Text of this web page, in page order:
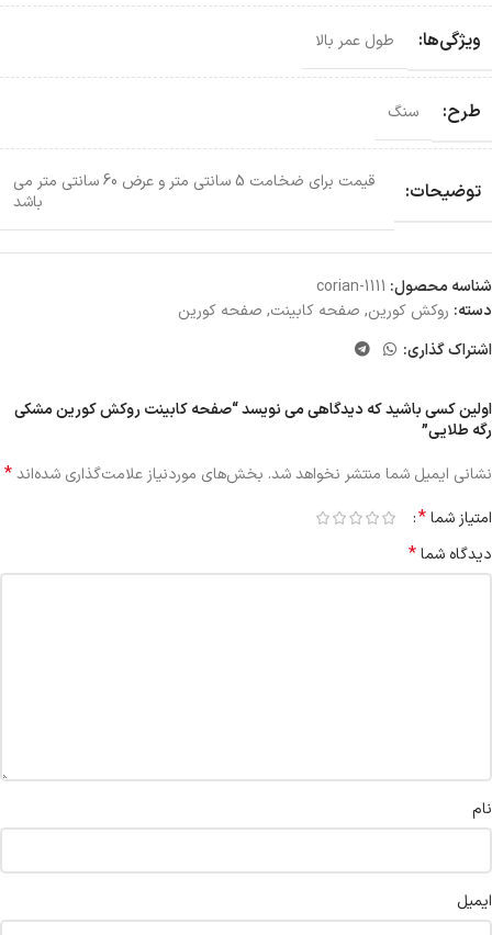
ویژگی‌ها: طول عمر بالا
طرح: سنگ
توضیحات:
قیمت برای ضخامت 5 سانتی متر و عرض 60 سانتی متر می
باشد
شناسه محصول: corian-1111
دسته: روکش کورین, صفحه کابینت, صفحه کورین
اشتراک گذاری:
اولین کسی باشید که دیدگاهی می نویسد “صفحه کابینت روکش کورین مشکی
رگه طلایی”
نشانی ایمیل شما منتشر نخواهد شد. بخش‌های موردنیاز علامت‌گذاری شده‌اند*
امتیاز شما*
دیدگاه شما*
نام
ایمیل